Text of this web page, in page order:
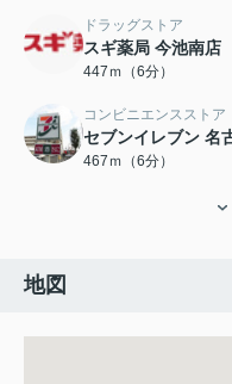
ドラッグストア
スギ薬局 今池南店
447ｍ（6分）
コンビニエンスストア
セブンイレブン 名
467ｍ（6分）
地図